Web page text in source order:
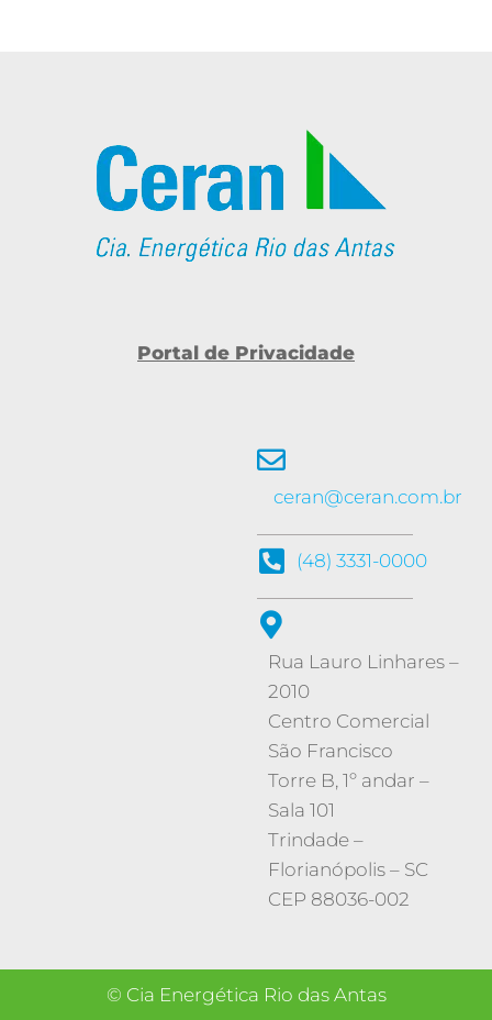
Portal de Privacidade
ceran@ceran.com.br
(48) 3331-0000
Rua Lauro Linhares –
2010
Centro Comercial
São Francisco
Torre B, 1º andar –
Sala 101
Trindade –
Florianópolis – SC
CEP 88036-002
© Cia Energética Rio das Antas